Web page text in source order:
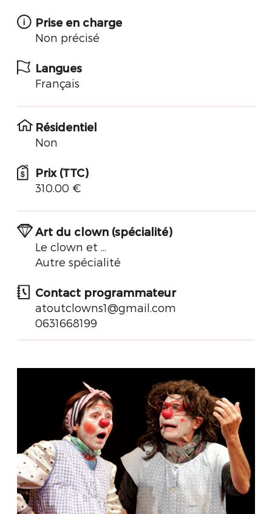
Prise en charge
Non précisé
Langues
Français
Résidentiel
Non
Prix (TTC)
310.00 €
Art du clown (spécialité)
Le clown et ...
Autre spécialité
Contact programmateur
atoutclowns1@gmail.com
0631668199